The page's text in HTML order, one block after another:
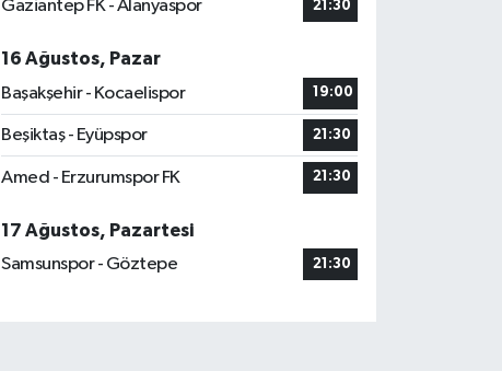
Gaziantep FK - Alanyaspor 21:30
16 Ağustos, Pazar
Başakşehir - Kocaelispor
19:00
Beşiktaş - Eyüpspor 21:30
Amed - Erzurumspor FK 21:30
17 Ağustos, Pazartesi
Samsunspor - Göztepe
21:30